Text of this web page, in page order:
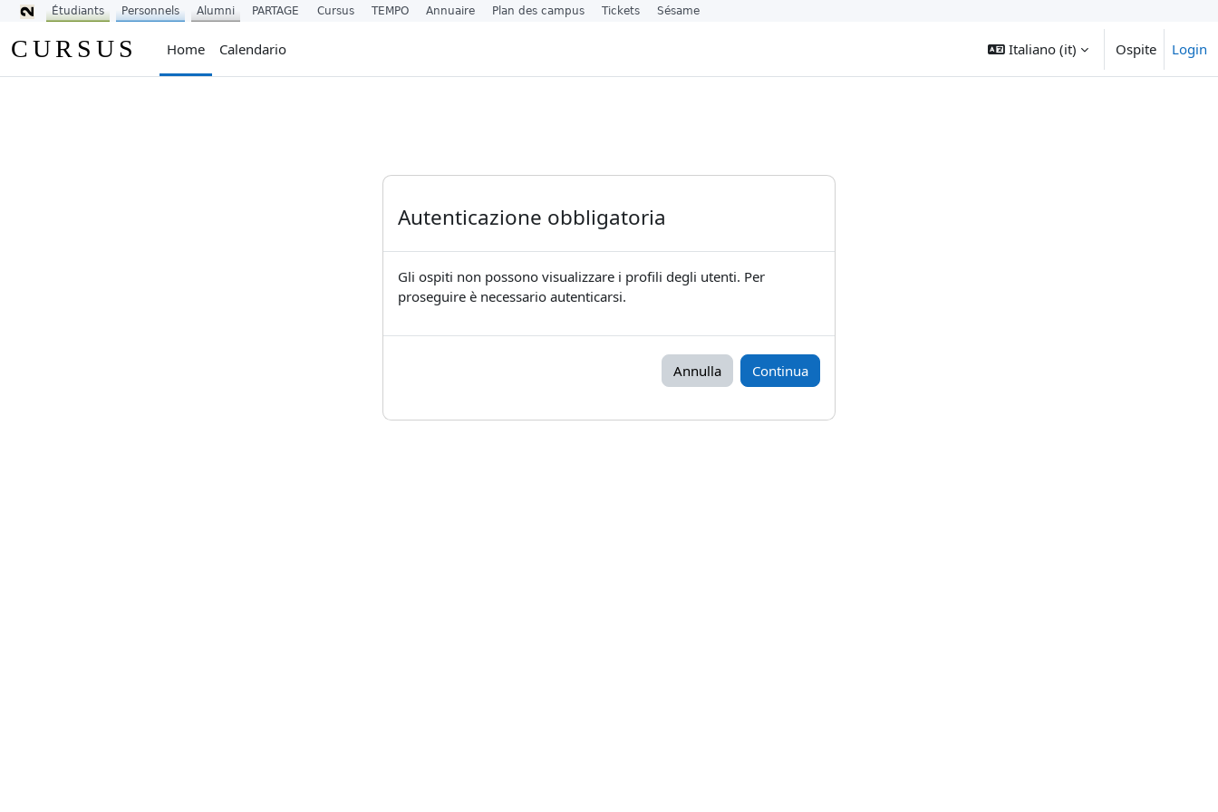
CURSUS Home Calendario Italiano ‎(it)‎ Ospite Login
Autenticazione obbligatoria
Gli ospiti non possono visualizzare i profili degli utenti. Per
proseguire è necessario autenticarsi.
Annulla Continua
Étudiants Personnels Alumni PARTAGE Cursus TEMPO Annuaire Plan des campus Tickets Sésame